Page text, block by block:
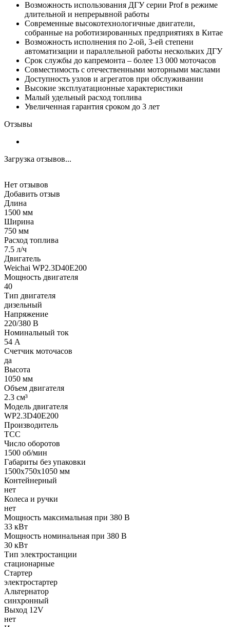
Возможность использования ДГУ серии Prof в режиме
длительной и непрерывной работы
Современные высокотехнологичные двигатели,
собранные на роботизированных предприятиях в Китае
Возможность исполнения по 2-ой, 3-ей степени
автоматизации и параллельной работы нескольких ДГУ
Срок службы до капремонта – более 13 000 моточасов
Совместимость с отечественными моторными маслами
Доступность узлов и агрегатов при обслуживании
Высокие эксплуатационные характеристики
Малый удельный расход топлива
Увеличенная гарантия сроком до 3 лет
Отзывы
Загрузка отзывов...
Нет отзывов
Добавить отзыв
Длина
1500 мм
Ширина
750 мм
Расход топлива
7.5 л/ч
Двигатель
Weichai WP2.3D40E200
Мощность двигателя
40
Тип двигателя
дизельный
Напряжение
220/380 В
Номинальный ток
54 А
Счетчик моточасов
да
Высота
1050 мм
Объем двигателя
2.3 см³
Модель двигателя
WP2.3D40E200
Производитель
ТСС
Число оборотов
1500 об/мин
Габариты без упаковки
1500х750х1050 мм
Контейнерный
нет
Колеса и ручки
нет
Мощность максимальная при 380 В
33 кВт
Мощность номинальная при 380 В
30 кВт
Тип электростанции
стационарные
Стартер
электростартер
Альтернатор
синхронный
Выход 12V
нет